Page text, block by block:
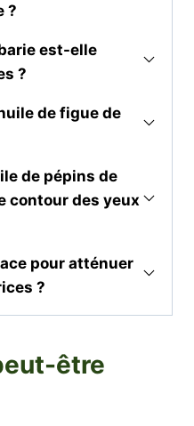
?
est-elle
?
de figue de
de pépins de
contour des yeux
pour atténuer
?
être